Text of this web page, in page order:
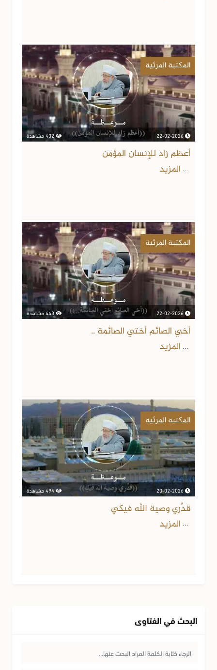
المكتبة المرئية
432 مشاهدة
أعظم زاد للإنسان المؤمن
... المزيد
المكتبة المرئية
443 مشاهدة
أخي الصائم أختي الصائمة ..
... المزيد
المكتبة المرئية
20-02-2026 494 مشاهدة
قدِّري وصية الله فيكي
... المزيد
البحث في الفتاوى